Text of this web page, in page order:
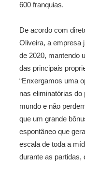
600 franquias.
De acordo com
Oliveira, a empresa
de 2020, mantendo
das principais
“Enxergamos uma
nas eliminatórias
mundo e não
que um grande
espontâneo que
escala de toda a
durante as partidas,